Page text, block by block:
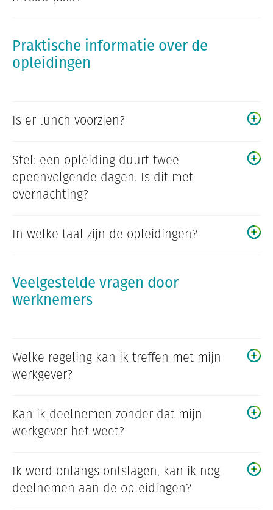
Praktische informatie over de
opleidingen
Is er lunch voorzien?
Stel: een opleiding duurt twee
opeenvolgende dagen. Is dit met
overnachting?
In welke taal zijn de opleidingen?
Veelgestelde vragen door
werknemers
Welke regeling kan ik treffen met mijn
werkgever?
Kan ik deelnemen zonder dat mijn
werkgever het weet?
Ik werd onlangs ontslagen, kan ik nog
deelnemen aan de opleidingen?